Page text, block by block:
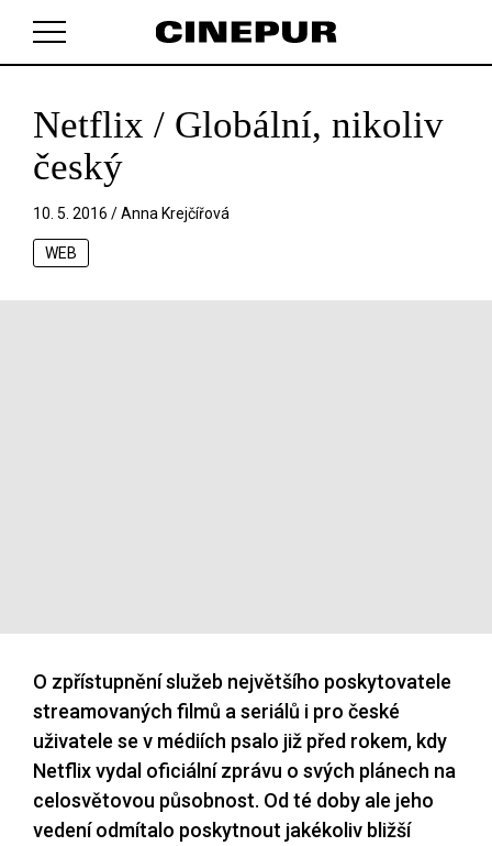
V košíku zatím nemáte žádné položky.
Netflix / Globální, nikoliv
český
10. 5. 2016 /Anna Krejčířová
WEB
O zpřístupnění služeb největšího poskytovatele
streamovaných filmů a seriálů i pro české
uživatele se v médiích psalo již před rokem, kdy
Netflix vydal oficiální zprávu o svých plánech na
celosvětovou působnost. Od té doby ale jeho
vedení odmítalo poskytnout jakékoliv bližší